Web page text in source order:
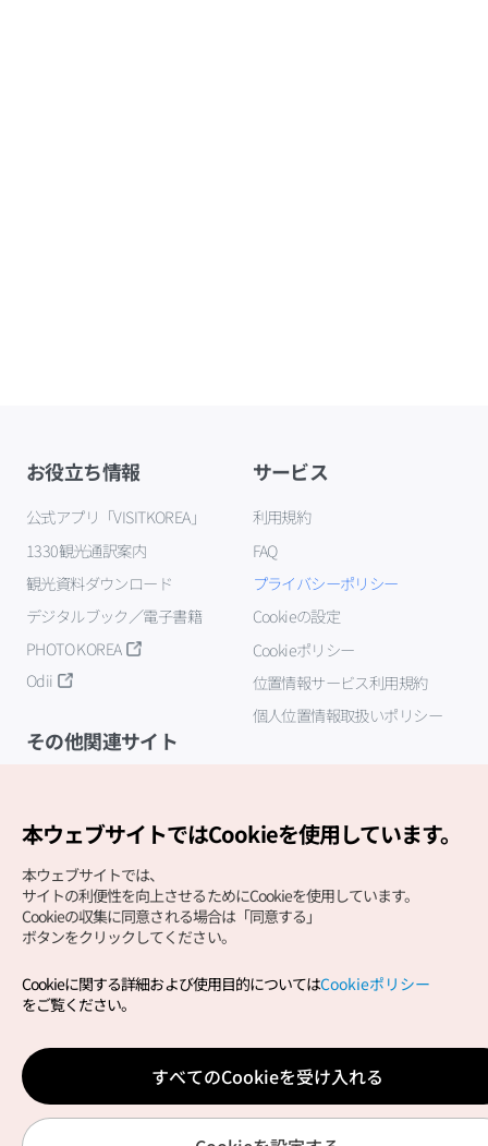
お役立ち情報
公式アプリ「VISITKOREA」
1330観光通訳案内
観光資料ダウンロード
デジタルブック／電子書籍
PHOTO KOREA
Odii
サービス
利用規約
FAQ
プライバシーポリシー
Cookieの設定
Cookieポリシー
位置情報サービス利用規約
個人位置情報取扱いポリシー
その他関連サイト
Copyright (c) Korea Tourism Organization All Rights
サイトエラー報告公式メール
japanese@knto.or.kr
本ウェブサイトではCookieを使用しています。
本ウェブサイトでは、
サイトの利便性を向上させるためにCookieを使用しています。
Cookieの収集に同意される場合は「同意する」
ボタンをクリックしてください。
Cookieに関する詳細および使用目的についてはCookieポリシー
をご覧ください。
すべてのCookieを受け入れる